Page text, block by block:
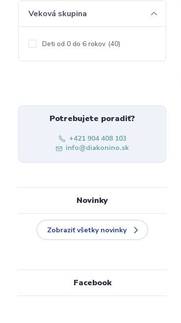
Veková skupina
Deti od 0 do 6 rokov (40)
Potrebujete poradiť?
+421 904 408 103
info@diakonino.sk
Novinky
Zobraziť všetky novinky
Facebook